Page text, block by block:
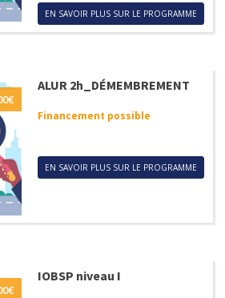
EN SAVOIR PLUS SUR LE PROGRAMME
€
ALUR 2h_DÉMEMBREMENT
Financement possible
EN SAVOIR PLUS SUR LE PROGRAMME
€
IOBSP niveau I